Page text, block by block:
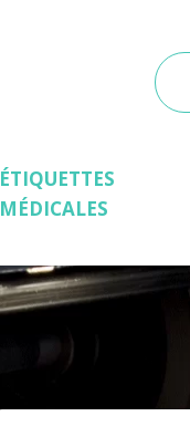
ÉTIQUETTES
MÉDICALES